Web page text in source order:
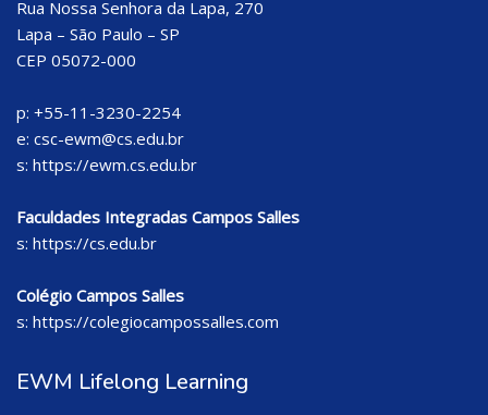
Rua Nossa Senhora da Lapa, 270
Lapa – São Paulo – SP
CEP 05072-000
p: +55-11-3230-2254
e: csc-ewm@cs.edu.br
s: https://ewm.cs.edu.br
Faculdades Integradas Campos Salles
s: https://cs.edu.br
Colégio Campos Salles
s: https://colegiocampossalles.com
EWM Lifelong Learning